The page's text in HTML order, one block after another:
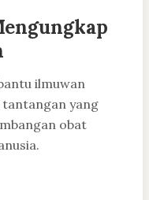
ilmuwan
tantangan yang
obat